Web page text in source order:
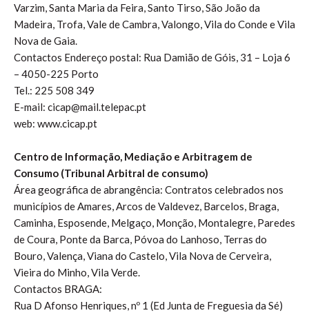
Varzim, Santa Maria da Feira, Santo Tirso, São João da
Madeira, Trofa, Vale de Cambra, Valongo, Vila do Conde e Vila
Nova de Gaia.
Contactos Endereço postal: Rua Damião de Góis, 31 – Loja 6
– 4050-225 Porto
Tel.: 225 508 349
E-mail: cicap@mail.telepac.pt
web: www.cicap.pt
Centro de Informação, Mediação e Arbitragem de
Consumo (Tribunal Arbitral de consumo)
Área geográfica de abrangência: Contratos celebrados nos
municípios de Amares, Arcos de Valdevez, Barcelos, Braga,
Caminha, Esposende, Melgaço, Monção, Montalegre, Paredes
de Coura, Ponte da Barca, Póvoa do Lanhoso, Terras do
Bouro, Valença, Viana do Castelo, Vila Nova de Cerveira,
Vieira do Minho, Vila Verde.
Contactos BRAGA:
Rua D Afonso Henriques, nº 1 (Ed Junta de Freguesia da Sé)